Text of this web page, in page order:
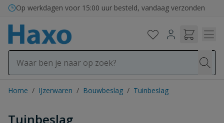
Ga naar de inhoud
Op werkdagen voor 15:00 uur besteld, vandaag verzonden
Home / IJzerwaren / Bouwbeslag / Tuinbeslag
Tuinbeslag